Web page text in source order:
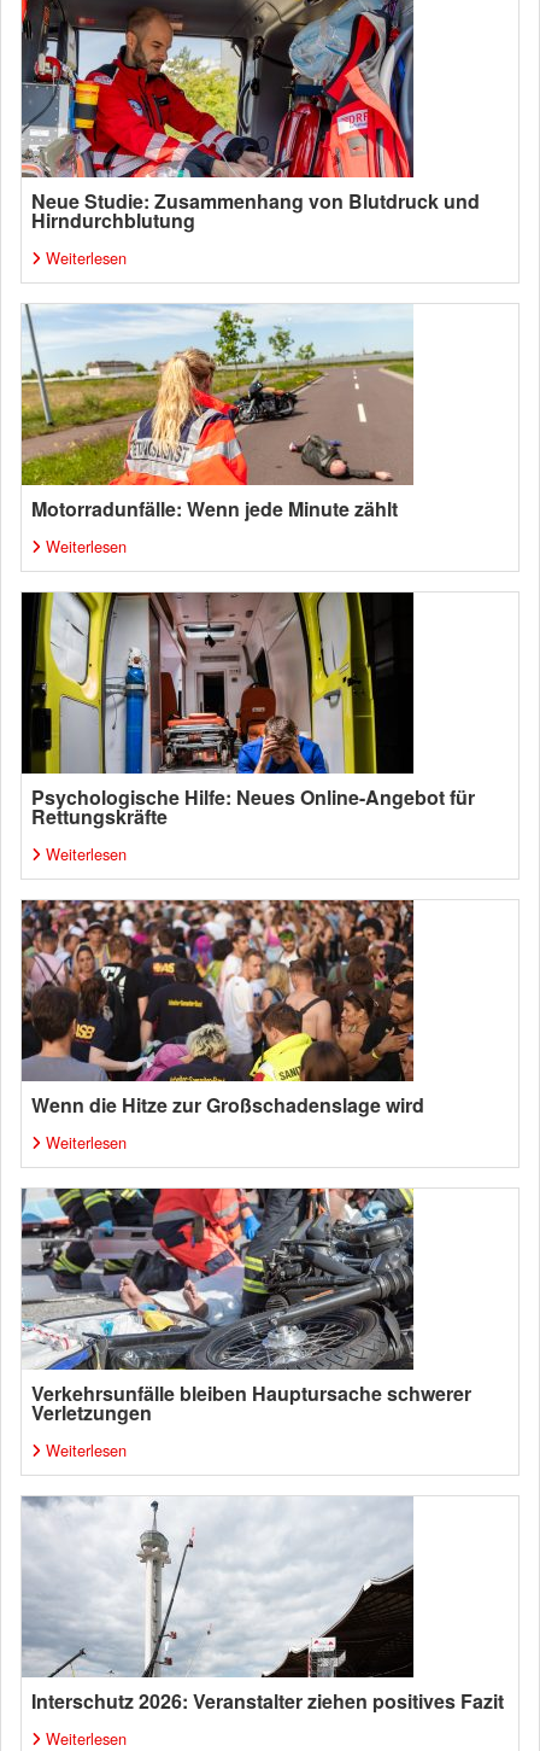
Neue Studie: Zusammenhang von Blutdruck und
Hirndurchblutung
Weiterlesen
Motorradunfälle: Wenn jede Minute zählt
Weiterlesen
Psychologische Hilfe: Neues Online-Angebot für
Rettungskräfte
Weiterlesen
Wenn die Hitze zur Großschadenslage wird
Weiterlesen
Verkehrsunfälle bleiben Hauptursache schwerer
Verletzungen
Weiterlesen
Interschutz 2026: Veranstalter ziehen positives Fazit
Weiterlesen